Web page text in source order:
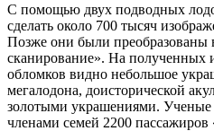
С помощью двух подводных
сделать около 700 тысяч
Позже они были преобразованы
сканирование». На полученных
обломков видно небольшое
мегалодона, доисторической
золотыми украшениями. Ученые
членами семей 2200